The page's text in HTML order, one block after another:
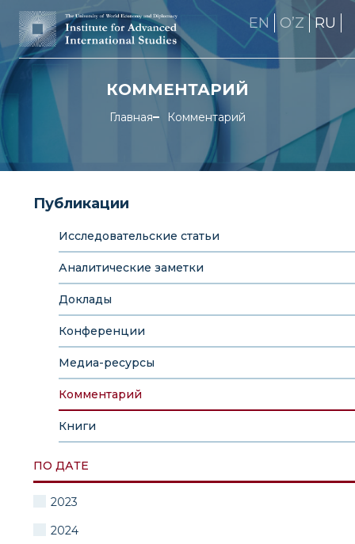
EN OʼZ RU
КОММЕНТАРИЙ
Главная Комментарий
Публикации
Исследовательские статьи
Аналитические заметки
Доклады
Конференции
Медиа-ресурсы
Комментарий
Книги
ПО ДАТЕ
2023
2024